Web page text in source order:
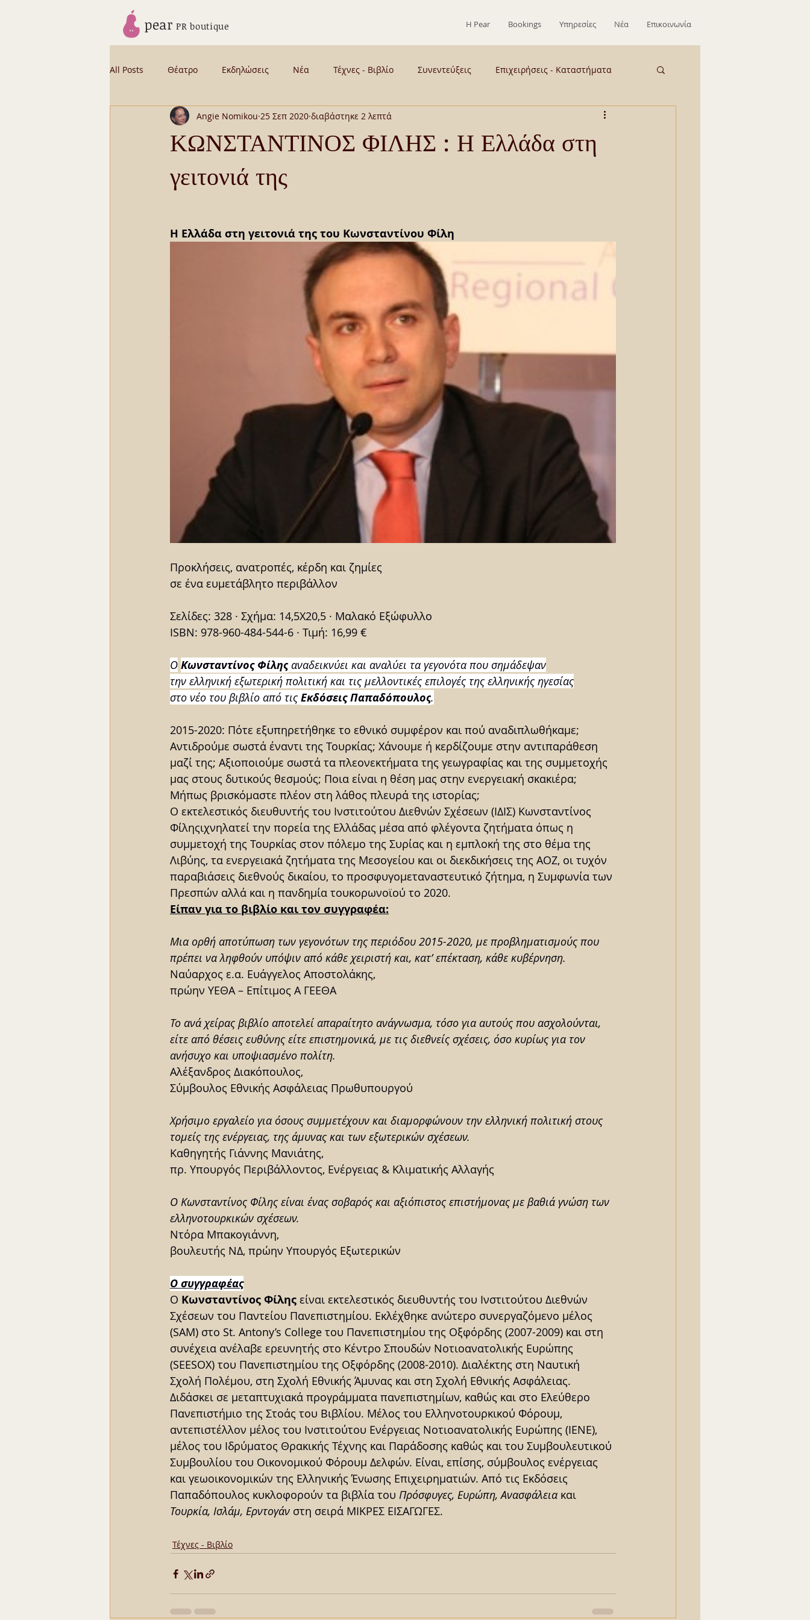
pear PR boutique Η Pear Bookings Υπηρεσίες Νέα Επικοινωνία
All Posts Θέατρο Εκδηλώσεις Νέα Τέχνες - Βιβλίο Συνεντεύξεις Επιχειρήσεις - Καταστήματα
News from Angie Backstage - Παρασκήνια ΣΥΡΟΣ
ΚΩΝΣΤΑΝΤΙΝΟΣ ΦΙΛΗΣ : Η Ελλάδα στη
γειτονιά της
Angie Nomikou 25 Σεπ 2020 διαβάστηκε 2 λεπτά
Η Ελλάδα στη γειτονιά της του Κωνσταντίνου Φίλη
Προκλήσεις, ανατροπές, κέρδη και ζημίες
σε ένα ευμετάβλητο περιβάλλον
Σελίδες: 328 · Σχήμα: 14,5Χ20,5 · Μαλακό Εξώφυλλο
ΙSBN: 978-960-484-544-6 · Τιμή: 16,99 €
Ο Κωνσταντίνος Φίλης αναδεικνύει και αναλύει τα γεγονότα που σημάδεψαν
την ελληνική εξωτερική πολιτική και τις μελλοντικές επιλογές της ελληνικής ηγεσίας
στο νέο του βιβλίο από τις Εκδόσεις Παπαδόπουλος.
2015-2020: Πότε εξυπηρετήθηκε το εθνικό συμφέρον και πού αναδιπλωθήκαμε;
Αντιδρούμε σωστά έναντι της Τουρκίας; Χάνουμε ή κερδίζουμε στην αντιπαράθεση
μαζί της; Αξιοποιούμε σωστά τα πλεονεκτήματα της γεωγραφίας και της συμμετοχής
μας στους δυτικούς θεσμούς; Ποια είναι η θέση μας στην ενεργειακή σκακιέρα;
Μήπως βρισκόμαστε πλέον στη λάθος πλευρά της ιστορίας;
Ο εκτελεστικός διευθυντής του Ινστιτούτου Διεθνών Σχέσεων (ΙΔΙΣ) Κωνσταντίνος
Φίληςιχνηλατεί την πορεία της Ελλάδας μέσα από φλέγοντα ζητήματα όπως η
συμμετοχή της Τουρκίας στον πόλεμο της Συρίας και η εμπλοκή της στο θέμα της
Λιβύης, τα ενεργειακά ζητήματα της Μεσογείου και οι διεκδικήσεις της ΑΟΖ, οι τυχόν
παραβιάσεις διεθνούς δικαίου, το προσφυγομεταναστευτικό ζήτημα, η Συμφωνία των
Πρεσπών αλλά και η πανδημία τουκορωνοϊού το 2020.
Είπαν για το βιβλίο και τον συγγραφέα:
Μια ορθή αποτύπωση των γεγονότων της περιόδου 2015-2020, με προβληματισμούς που
πρέπει να ληφθούν υπόψιν από κάθε χειριστή και, κατ’ επέκταση, κάθε κυβέρνηση.
Ναύαρχος ε.α. Ευάγγελος Αποστολάκης,
πρώην ΥΕΘΑ – Επίτιμος Α ΓΕΕΘΑ
Το ανά χείρας βιβλίο αποτελεί απαραίτητο ανάγνωσμα, τόσο για αυτούς που ασχολούνται,
είτε από θέσεις ευθύνης είτε επιστημονικά, με τις διεθνείς σχέσεις, όσο κυρίως για τον
ανήσυχο και υποψιασμένο πολίτη.
Αλέξανδρος Διακόπουλος,
Σύμβουλος Εθνικής Ασφάλειας Πρωθυπουργού
Χρήσιμο εργαλείο για όσους συμμετέχουν και διαμορφώνουν την ελληνική πολιτική στους
τομείς της ενέργειας, της άμυνας και των εξωτερικών σχέσεων.
Καθηγητής Γιάννης Μανιάτης,
πρ. Υπουργός Περιβάλλοντος, Ενέργειας & Κλιματικής Αλλαγής
Ο Κωνσταντίνος Φίλης είναι ένας σοβαρός και αξιόπιστος επιστήμονας με βαθιά γνώση των
ελληνοτουρκικών σχέσεων.
Ντόρα Μπακογιάννη,
βουλευτής ΝΔ, πρώην Υπουργός Εξωτερικών
Ο συγγραφέας
Ο Κωνσταντίνος Φίλης είναι εκτελεστικός διευθυντής του Ινστιτούτου Διεθνών
Σχέσεων του Παντείου Πανεπιστημίου. Εκλέχθηκε ανώτερο συνεργαζόμενο μέλος
(SAM) στο St. Antony’s College του Πανεπιστημίου της Οξφόρδης (2007-2009) και στη
συνέχεια ανέλαβε ερευνητής στο Κέντρο Σπουδών Νοτιοανατολικής Ευρώπης
(SEESOX) του Πανεπιστημίου της Οξφόρδης (2008-2010). Διαλέκτης στη Ναυτική
Σχολή Πολέμου, στη Σχολή Εθνικής Άμυνας και στη Σχολή Εθνικής Ασφάλειας.
Διδάσκει σε μεταπτυχιακά προγράμματα πανεπιστημίων, καθώς και στο Ελεύθερο
Πανεπιστήμιο της Στοάς του Βιβλίου. Μέλος του Ελληνοτουρκικού Φόρουμ,
αντεπιστέλλον μέλος του Ινστιτούτου Ενέργειας Νοτιοανατολικής Ευρώπης (ΙΕΝΕ),
μέλος του Ιδρύματος Θρακικής Τέχνης και Παράδοσης καθώς και του Συμβουλευτικού
Συμβουλίου του Οικονομικού Φόρουμ Δελφών. Είναι, επίσης, σύμβουλος ενέργειας
και γεωοικονομικών της Ελληνικής Ένωσης Επιχειρηματιών. Από τις Εκδόσεις
Παπαδόπουλος κυκλοφορούν τα βιβλία του Πρόσφυγες, Ευρώπη, Ανασφάλεια και
Τουρκία, Ισλάμ, Ερντογάν στη σειρά ΜΙΚΡΕΣ ΕΙΣΑΓΩΓΕΣ.
Τέχνες - Βιβλίο